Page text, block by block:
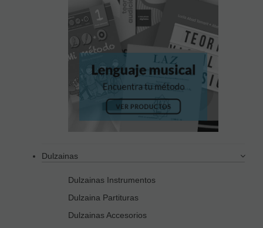
Dulzainas
Dulzainas Instrumentos
Dulzaina Partituras
Dulzainas Accesorios